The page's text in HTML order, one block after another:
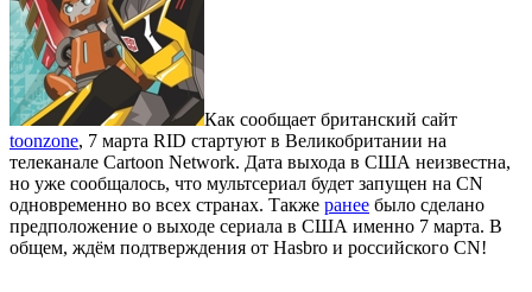
Как сообщает британский сайт
toonzone, 7 марта RID стартуют в Великобритании на
телеканале Cartoon Network. Дата выхода в США неизвестна,
но уже сообщалось, что мультсериал будет запущен на CN
одновременно во всех странах. Также ранее было сделано
предположение о выходе сериала в США именно 7 марта. В
общем, ждём подтверждения от Hasbro и российского CN!